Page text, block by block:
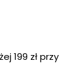
199 zł przy